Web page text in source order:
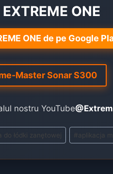
ONE
ONE de pe Google
Master Sonar S300
nostru YouTube
do łódki zanętowej #aplikacja